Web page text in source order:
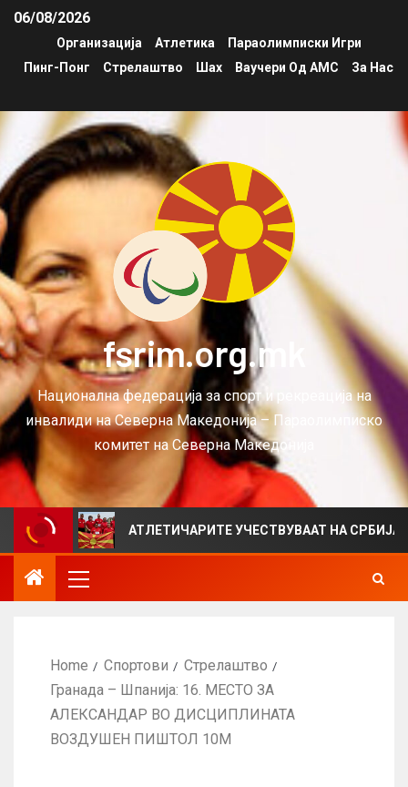
06/08/2026
Организација Атлетика
Параолимписки Игри
Пинг-Понг
Стрелаштво Шах Ваучери Од АМС За Нас
fsrim.org.mk
Национална федерација за спорт и рекреација на
инвалиди на Северна Македонија – Параолимписко
комитет на Северна Македонија
АТЛЕТИЧАРИТЕ УЧЕСТВУВААТ НА СРБИЈА ОПЕН
Home Спортови
Стрелаштво
Гранада – Шпанија: 16. МЕСТО ЗА
АЛЕКСАНДАР ВО ДИСЦИПЛИНАТА
ВОЗДУШЕН ПИШТОЛ 10М